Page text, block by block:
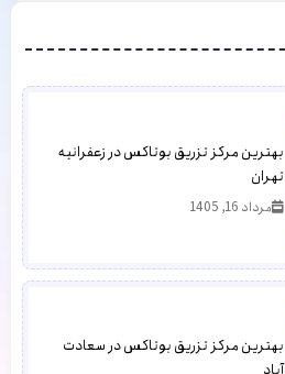
بهترین مرکز تزریق بوتاکس در زعفرانیه
تهران
مرداد 16, 1405
بهترین مرکز تزریق بوتاکس در سعادت